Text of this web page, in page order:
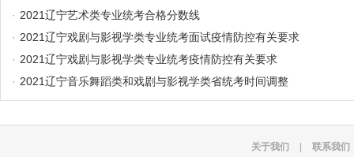
· 2021辽宁艺术类专业统考合格分数线
· 2021辽宁戏剧与影视学类专业统考面试疫情防控有关要求
· 2021辽宁戏剧与影视学类专业统考疫情防控有关要求
· 2021辽宁音乐舞蹈类和戏剧与影视学类省统考时间调整
关于我们 联系我们